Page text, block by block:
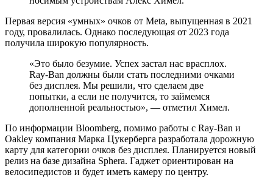
Первая версия «умных» очков от Meta, выпущенная в 2021
году, провалилась. Однако последующая от 2023 года
получила широкую популярность.
«Это было безумие. Успех застал нас врасплох.
Ray-Ban должны были стать последними очками
без дисплея. Мы решили, что сделаем две
попытки, а если не получится, то займемся
дополненной реальностью», — отметил Химел.
По информации Bloomberg, помимо работы с Ray-Ban и
Oakley компания Марка Цукерберга разработала дорожную
карту для категории очков без дисплея. Планируется новый
релиз на базе дизайна Sphera. Гаджет ориентирован на
велосипедистов и будет иметь камеру по центру.